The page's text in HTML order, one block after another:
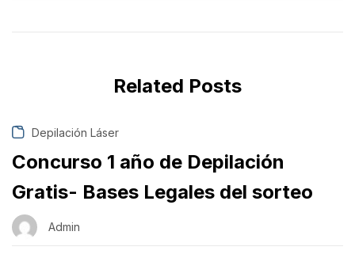
Related Posts
Depilación Láser
Concurso 1 año de Depilación
Gratis- Bases Legales del sorteo
Admin